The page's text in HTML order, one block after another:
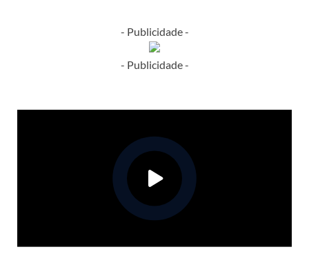
- Publicidade -
- Publicidade -